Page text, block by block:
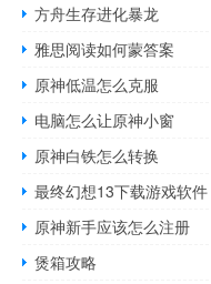
方舟生存进化暴龙
雅思阅读如何蒙答案
原神低温怎么克服
电脑怎么让原神小窗
原神白铁怎么转换
最终幻想13下载游戏软件
原神新手应该怎么注册
煲箱攻略